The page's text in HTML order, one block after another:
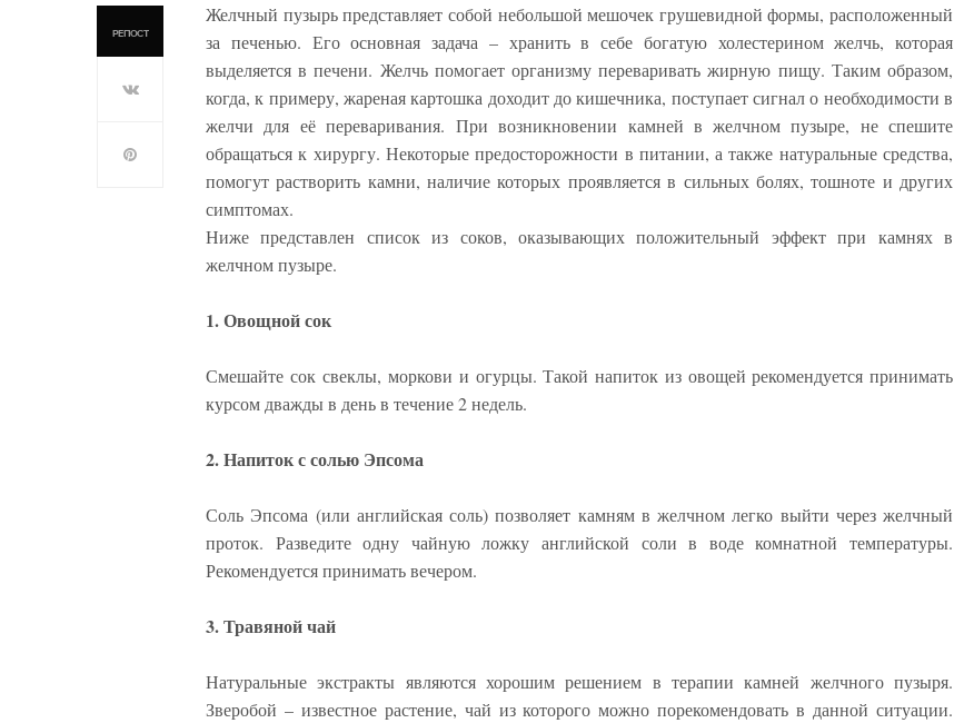
РЕПОСТ
Желчный пузырь представляет собой небольшой мешочек грушевидной формы, расположенный
за печенью. Его основная задача – хранить в себе богатую холестерином желчь, которая
выделяется в печени. Желчь помогает организму переваривать жирную пищу. Таким образом,
когда, к примеру, жареная картошка доходит до кишечника, поступает сигнал о необходимости в
желчи для её переваривания. При возникновении камней в желчном пузыре, не спешите
обращаться к хирургу. Некоторые предосторожности в питании, а также натуральные средства,
помогут растворить камни, наличие которых проявляется в сильных болях, тошноте и других
симптомах.
Ниже представлен список из соков, оказывающих положительный эффект при камнях в
желчном пузыре.
1. Овощной сок
Смешайте сок свеклы, моркови и огурцы. Такой напиток из овощей рекомендуется принимать
курсом дважды в день в течение 2 недель.
2. Напиток с солью Эпсома
Соль Эпсома (или английская соль) позволяет камням в желчном легко выйти через желчный
проток. Разведите одну чайную ложку английской соли в воде комнатной температуры.
Рекомендуется принимать вечером.
3. Травяной чай
Натуральные экстракты являются хорошим решением в терапии камней желчного пузыря.
Зверобой – известное растение, чай из которого можно порекомендовать в данной ситуации.